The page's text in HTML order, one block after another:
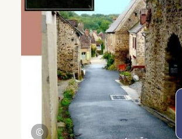
©